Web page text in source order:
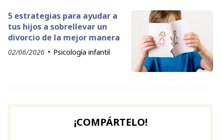
5 estrategias para ayudar a
tus hijos a sobrellevar un
divorcio de la mejor manera
02/06/2026 Psicología infantil
¡COMPÁRTELO!